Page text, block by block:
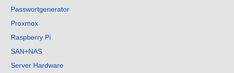
Passwortgenerator
Proxmox
Raspberry Pi
SAN+NAS
Server Hardware